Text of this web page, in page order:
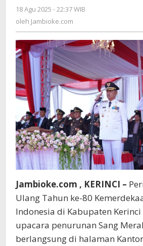
di
Kerinci,
Dipimpin
Langsung
Wabup
Murison
18 Agu 2025 - 22:37 WIB
oleh Jambioke.com
Jambioke.com , KERINCI –
Ulang Tahun ke-80
Indonesia di Kabupaten
upacara penurunan Sang
berlangsung di halaman